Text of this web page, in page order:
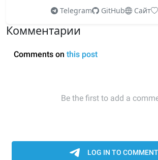
Telegram GitHub Сайт
Комментарии